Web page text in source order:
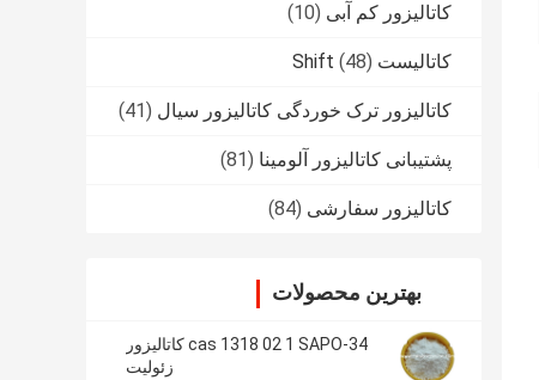
کاتالیزور کم آبی (10)
کاتالیست Shift (48)
کاتالیزور ترک خوردگی کاتالیزور سیال (41)
پشتیبانی کاتالیزور آلومینا (81)
کاتالیزور سفارشی (84)
بهترین محصولات
cas 1318 02 1 SAPO-34 کاتالیزور
زئولیت